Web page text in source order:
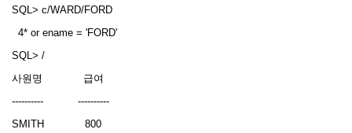
SQL> c/WARD/FORD
4* or ename = 'FORD'
SQL> /
사원명 급여
---------- ----------
SMITH 800